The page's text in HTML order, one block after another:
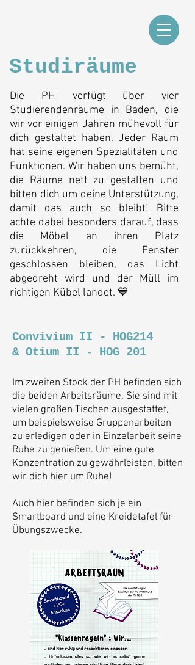
Studiräume
Die PH verfügt über vier
Studierendenräume in Baden, die
wir vor einigen Jahren mühevoll für
dich gestaltet haben. Jeder Raum
hat seine eigenen Spezialitäten und
Funktionen. Wir haben uns bemüht,
die Räume nett zu gestalten und
bitten dich um deine Unterstützung,
damit das auch so bleibt! Bitte
achte dabei besonders darauf, dass
die Möbel an ihren Platz
zurückkehren, die Fenster
geschlossen bleiben, das Licht
abgedreht wird und der Müll im
richtigen Kübel landet. 💙
Convivium II - HOG214
& Otium II - HOG 201
Im zweiten Stock der PH befinden sich
die beiden Arbeitsräume. Sie sind mit
vielen großen Tischen ausgestattet,
um beispielsweise Gruppenarbeiten
zu erledigen oder in Einzelarbeit seine
Ruhe zu genießen. Um eine gute
Konzentration zu gewährleisten, bitten
wir dich hier um Ruhe!
Auch hier befinden sich je ein
Smartboard und eine Kreidetafel für
Übungszwecke.